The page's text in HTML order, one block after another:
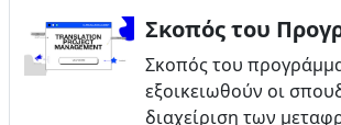
Σκοπός του
Σκοπός του
εξοικειωθούν οι
διαχείριση των